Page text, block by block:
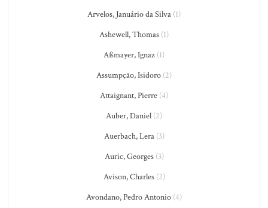
Arvelos, Januário da Silva (1)
Ashewell, Thomas (1)
Aßmayer, Ignaz (1)
Assumpção, Isidoro (2)
Attaignant, Pierre (4)
Auber, Daniel (2)
Auerbach, Lera(3)
Auric, Georges(3)
Avison, Charles(2)
Avondano, Pedro Antonio (4)